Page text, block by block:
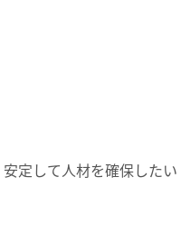
安定して人材を確保したい